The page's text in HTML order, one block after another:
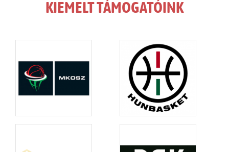
KIEMELT TÁMOGATÓINK